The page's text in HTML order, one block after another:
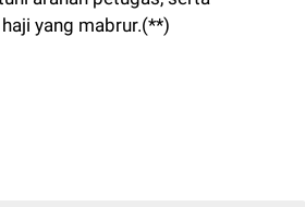
yang mabrur.(**)